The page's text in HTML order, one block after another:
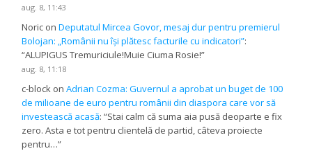
aug. 8, 11:43
Noric onDeputatul Mircea Govor, mesaj dur pentru premierul
Bolojan: „Românii nu își plătesc facturile cu indicatori”:
“ALUPIGUS Tremuriciule!Muie Ciuma Rosie!”
aug. 8, 11:18
c-block onAdrian Cozma: Guvernul a aprobat un buget de 100
de milioane de euro pentru românii din diaspora care vor să
investească acasă: “Stai calm că suma aia pusă deoparte e fix
zero. Asta e tot pentru clientelă de partid, câteva proiecte
pentru…”